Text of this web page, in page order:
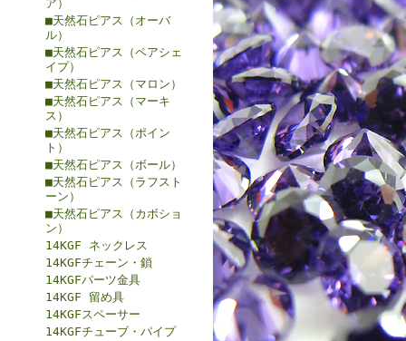
ア）
■天然石ピアス（オーバ
ル）
■天然石ピアス（ペアシェ
イプ）
■天然石ピアス（マロン）
■天然石ピアス（マーキ
ス）
■天然石ピアス（ポイン
ト）
■天然石ピアス（ボール）
■天然石ピアス（ラフスト
ーン）
■天然石ピアス（カボショ
ン）
14KGF ネックレス
14KGFチェーン・鎖
14KGFパーツ金具
14KGF 留め具
14KGFスペーサー
14KGFチューブ・パイプ